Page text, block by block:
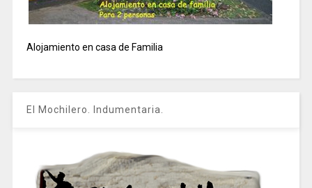
Alojamiento en casa de Familia
El Mochilero. Indumentaria.